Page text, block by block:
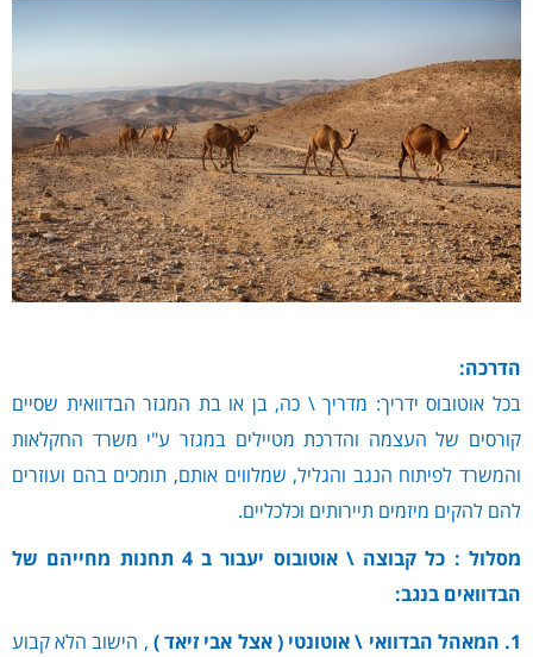
הדרכה:
בכל אוטובוס ידריך: מדריך \ כה, בן או בת המגזר הבדוואית שסיים
קורסים של העצמה והדרכת מטיילים במגזר ע"י משרד החקלאות
והמשרד לפיתוח הנגב והגליל, שמלווים אותם, תומכים בהם ועוזרים
להם להקים מיזמים תיירותים וכלכליים.
מסלול :
כל קבוצה \ אוטובוס יעבור ב 4 תחנות מחייהם של
הבדוואים בנגב:
1. המאהל הבדוואי \ אוטונטי ( אצל אבי זיאד )
, הישוב הלא קבוע